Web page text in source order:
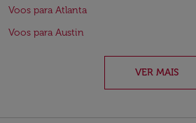
Voos para Atlanta
Voos para Austin
VER MAIS